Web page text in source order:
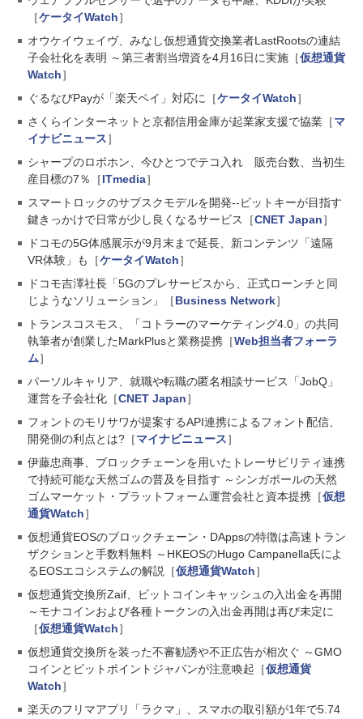
［ケータイWatch］
オウケイウェイヴ、みなし仮想通貨交換業者LastRootsの連結
子会社化を表明 ～第三者割当増資を4月16日に実施［仮想通貨
Watch］
ぐるなびPayが「楽天ペイ」対応に［ケータイWatch］
さくらインターネットと京都信用金庫が起業家支援で協業［マ
イナビニュース］
シャープのロボホン、今ひとつでテコ入れ 販売台数、当初生
産目標の7％［ITmedia］
スマートロックのサブスクモデルを開発--ビットキーが目指す
鍵きっかけで日常が少し良くなるサービス［CNET Japan］
ドコモの5G体感展示が9月末まで延長、新コンテンツ「遠隔
VR体験」も［ケータイWatch］
ドコモ吉澤社長「5Gのプレサービスから、正式ローンチと同
じようなソリューション」［Business Network］
トランスコスモス、「コトラーのマーケティング4.0」の共同
執筆者が創業したMarkPlusと業務提携［Web担当者フォーラ
ム］
パーソルキャリア、就職や転職の匿名相談サービス「JobQ」
運営を子会社化［CNET Japan］
フォントのモリサワが提案するAPI連携によるフォント配信、
開発側の利点とは?［マイナビニュース］
伊藤忠商事、ブロックチェーンを用いたトレーサビリティ連携
で持続可能な天然ゴムの普及を目指す ～シンガポールの天然
ゴムマーケット・プラットフォーム運営会社と資本提携［仮想
通貨Watch］
仮想通貨EOSのブロックチェーン・DAppsの特徴は高速トラン
ザクションと手数料無料 ～HKEOSのHugo Campanella氏によ
るEOSエコシステムの解説［仮想通貨Watch］
仮想通貨交換所Zaif、ビットコインキャッシュの入出金を再開
～モナコインおよび各種トークンの入出金再開は再び未定に
［仮想通貨Watch］
仮想通貨交換所を装った不審勧誘や不正広告が相次ぐ ～GMO
コインとビットポイントジャパンが注意喚起［仮想通貨
Watch］
楽天のフリマアプリ「ラクマ」、スマホの取引額が1年で5.74